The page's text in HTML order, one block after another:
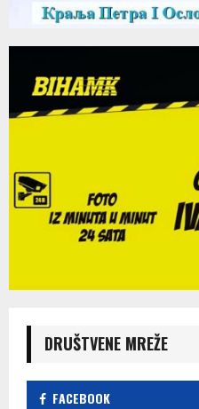
DRUŠTVENE MREŽE
FACEBOOK